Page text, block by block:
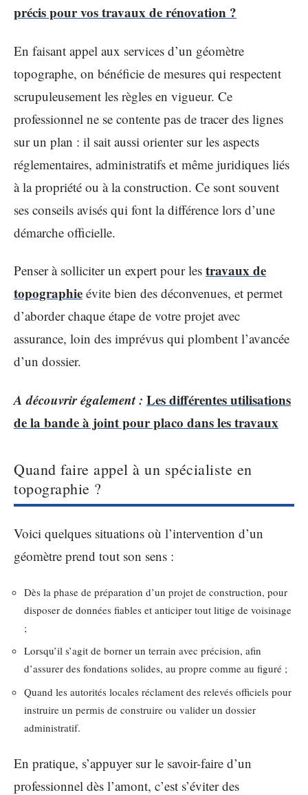
précis pour vos travaux de rénovation ?
En faisant appel aux services d’un géomètre
topographe, on bénéficie de mesures qui respectent
scrupuleusement les règles en vigueur. Ce
professionnel ne se contente pas de tracer des lignes
sur un plan : il sait aussi orienter sur les aspects
réglementaires, administratifs et même juridiques liés
à la propriété ou à la construction. Ce sont souvent
ses conseils avisés qui font la différence lors d’une
démarche officielle.
Penser à solliciter un expert pour les travaux de
topographie évite bien des déconvenues, et permet
d’aborder chaque étape de votre projet avec
assurance, loin des imprévus qui plombent l’avancée
d’un dossier.
A découvrir également : Les différentes utilisations
de la bande à joint pour placo dans les travaux
Quand faire appel à un spécialiste en
topographie ?
Voici quelques situations où l’intervention d’un
géomètre prend tout son sens :
Dès la phase de préparation d’un projet de construction, pour
disposer de données fiables et anticiper tout litige de voisinage
;
Lorsqu’il s’agit de borner un terrain avec précision, afin
d’assurer des fondations solides, au propre comme au figuré ;
Quand les autorités locales réclament des relevés officiels pour
instruire un permis de construire ou valider un dossier
administratif.
En pratique, s’appuyer sur le savoir-faire d’un
professionnel dès l’amont, c’est s’éviter des